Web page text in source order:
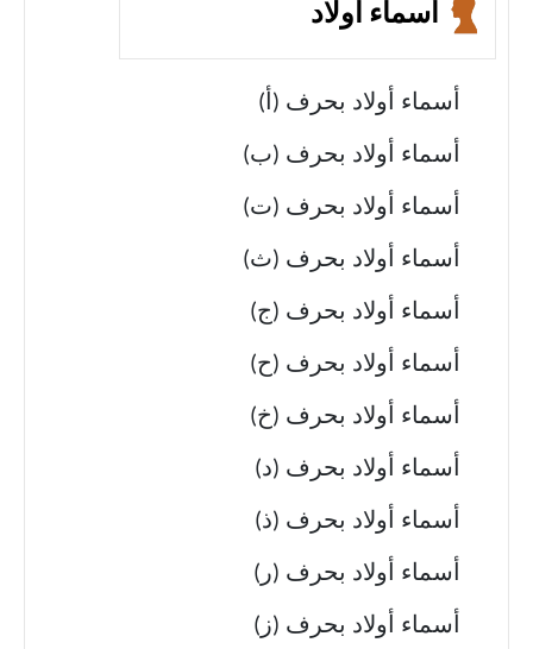
أسماء أولاد
أسماء أولاد بحرف (أ)
أسماء أولاد بحرف (ب)
أسماء أولاد بحرف (ت)
أسماء أولاد بحرف (ث)
أسماء أولاد بحرف (ج)
أسماء أولاد بحرف (ح)
أسماء أولاد بحرف (خ)
أسماء أولاد بحرف (د)
أسماء أولاد بحرف (ذ)
أسماء أولاد بحرف (ر)
أسماء أولاد بحرف (ز)